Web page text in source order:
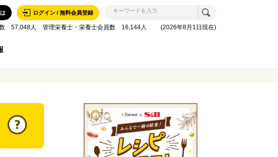
ログイン / 無料会員登録
57,048人 管理栄養士・栄養士会員数 16,144人 (2026年8月1日現在)